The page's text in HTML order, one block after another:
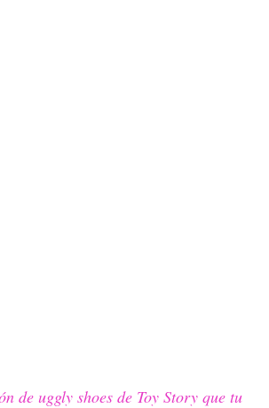
de uggly shoes de Toy Story que tu